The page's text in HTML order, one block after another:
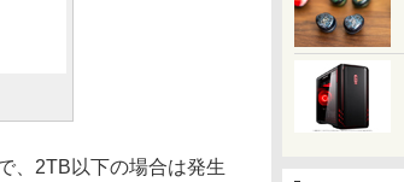
、2TB以下の場合は発生